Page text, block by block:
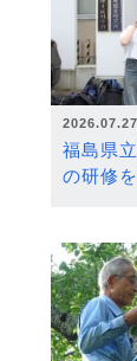
2026.07.27
福島県
の研修